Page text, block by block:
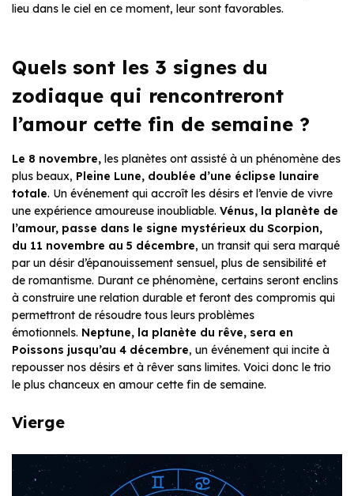
lieu dans le ciel en ce moment, leur sont favorables.
Quels sont les 3 signes du
zodiaque qui rencontreront
l’amour cette fin de semaine ?
Le 8 novembre, les planètes ont assisté à un phénomène des
plus beaux, Pleine Lune, doublée d’une éclipse lunaire
totale. Un événement qui accroît les désirs et l’envie de vivre
une expérience amoureuse inoubliable. Vénus, la planète de
l’amour, passe dans le signe mystérieux du Scorpion,
du 11 novembre au 5 décembre, un transit qui sera marqué
par un désir d’épanouissement sensuel, plus de sensibilité et
de romantisme. Durant ce phénomène, certains seront enclins
à construire une relation durable et feront des compromis qui
permettront de résoudre tous leurs problèmes
émotionnels. Neptune, la planète du rêve, sera en
Poissons jusqu’au 4 décembre, un événement qui incite à
repousser nos désirs et à rêver sans limites. Voici donc le trio
le plus chanceux en amour cette fin de semaine.
Vierge